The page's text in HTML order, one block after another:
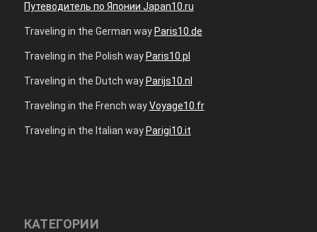
Путеводитель по Японии Japan10.ru
Traveling in the German way Paris10.de
Traveling in the Polish way Paris10.pl
Traveling in the Dutch way Parijs10.nl
Traveling in the French wayVoyage10.fr
Traveling in the Italian way Parigi10.it
КАТЕГОРИИ